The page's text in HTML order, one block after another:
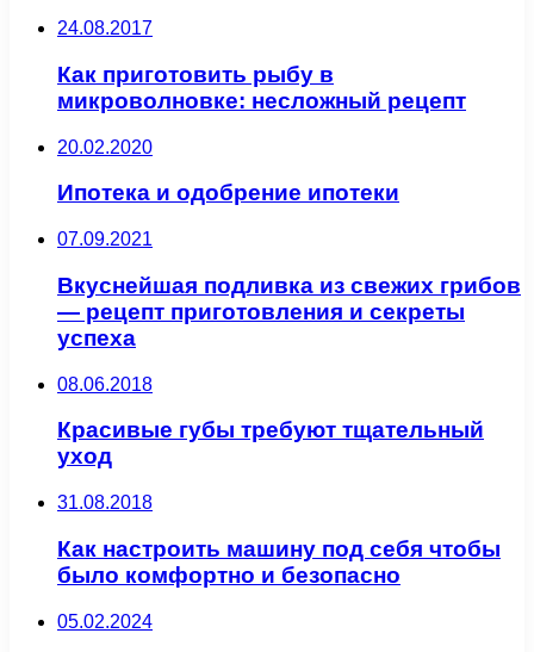
24.08.2017
Как приготовить рыбу в
микроволновке: несложный рецепт
20.02.2020
Ипотека и одобрение ипотеки
07.09.2021
Вкуснейшая подливка из свежих грибов
— рецепт приготовления и секреты
успеха
08.06.2018
Красивые губы требуют тщательный
уход
31.08.2018
Как настроить машину под себя чтобы
было комфортно и безопасно
05.02.2024